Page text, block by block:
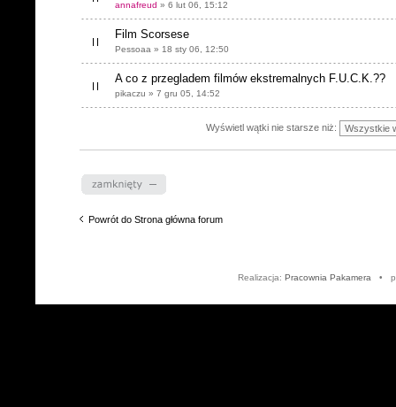
annafreud » 6 lut 06, 15:12
Film Scorsese
Pessoaa » 18 sty 06, 12:50
A co z przegladem filmów ekstremalnych F.U.C.K.??
pikaczu » 7 gru 05, 14:52
Wyświetl wątki nie starsze niż:
Dział zablokowany
Powrót do Strona główna forum
Realizacja: Pracownia Pakamera •